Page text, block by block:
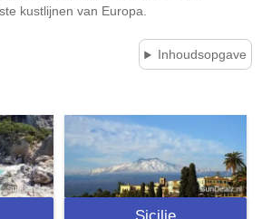
kustlijnen van Europa.
Inhoudsopgave